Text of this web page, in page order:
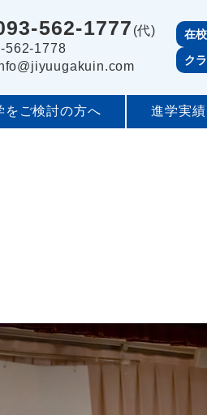
562-1777 (代)
562-1778
在
ク
をご検討の方へ 進学実績